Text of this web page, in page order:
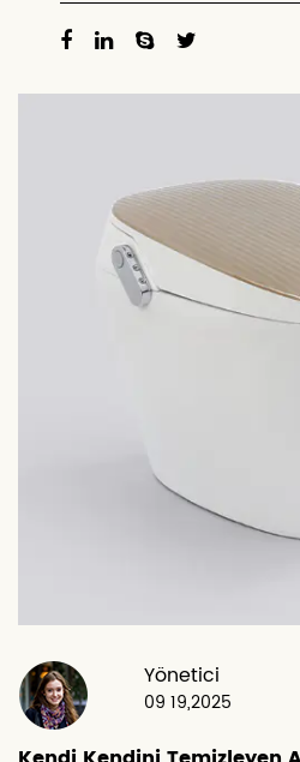
Yönetici
09 19,2025